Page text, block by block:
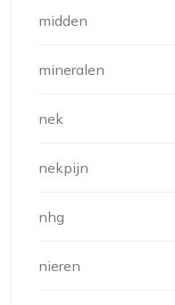
midden
mineralen
nek
nekpijn
nhg
nieren